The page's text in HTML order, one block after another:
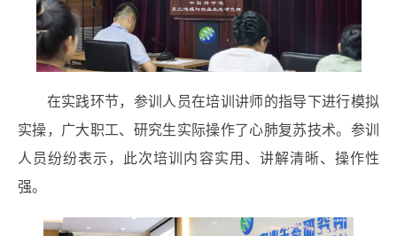
在实践环节，参训人员在培训讲师的指导下进行模拟
实操，广大职工、研究生实际操作了心肺复苏技术。参训
人员纷纷表示，此次培训内容实用、讲解清晰、操作性
强。